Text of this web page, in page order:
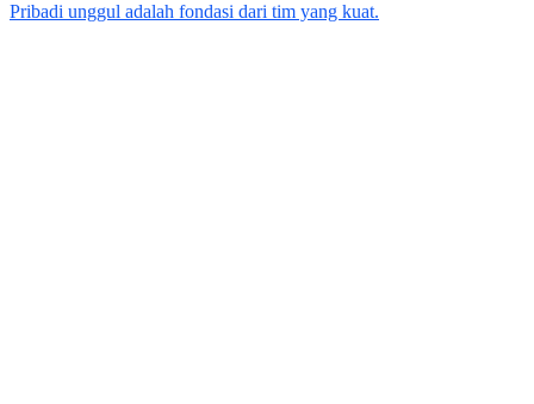
Pribadi unggul adalah fondasi dari tim yang kuat.